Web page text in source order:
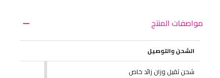
مواصفات المنتج
الشحن والتوصيل
شحن ثقيل وزان زائد خاص